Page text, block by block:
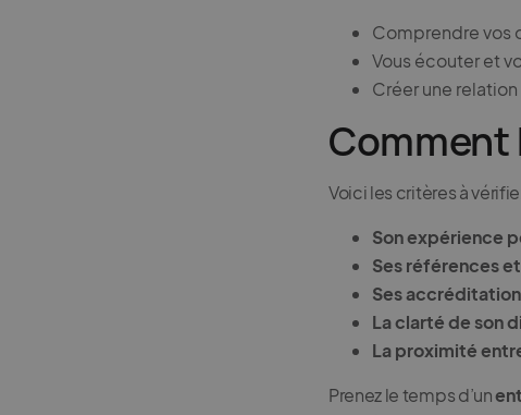
Comprendre vos
Vous écouter et
Créer une
Comment
Voici les critères à
Son expérience
Ses références
Ses
La clarté de son
La proximité
Prenez le temps d’un